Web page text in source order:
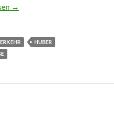
für die Güterzüge
→
HUBER